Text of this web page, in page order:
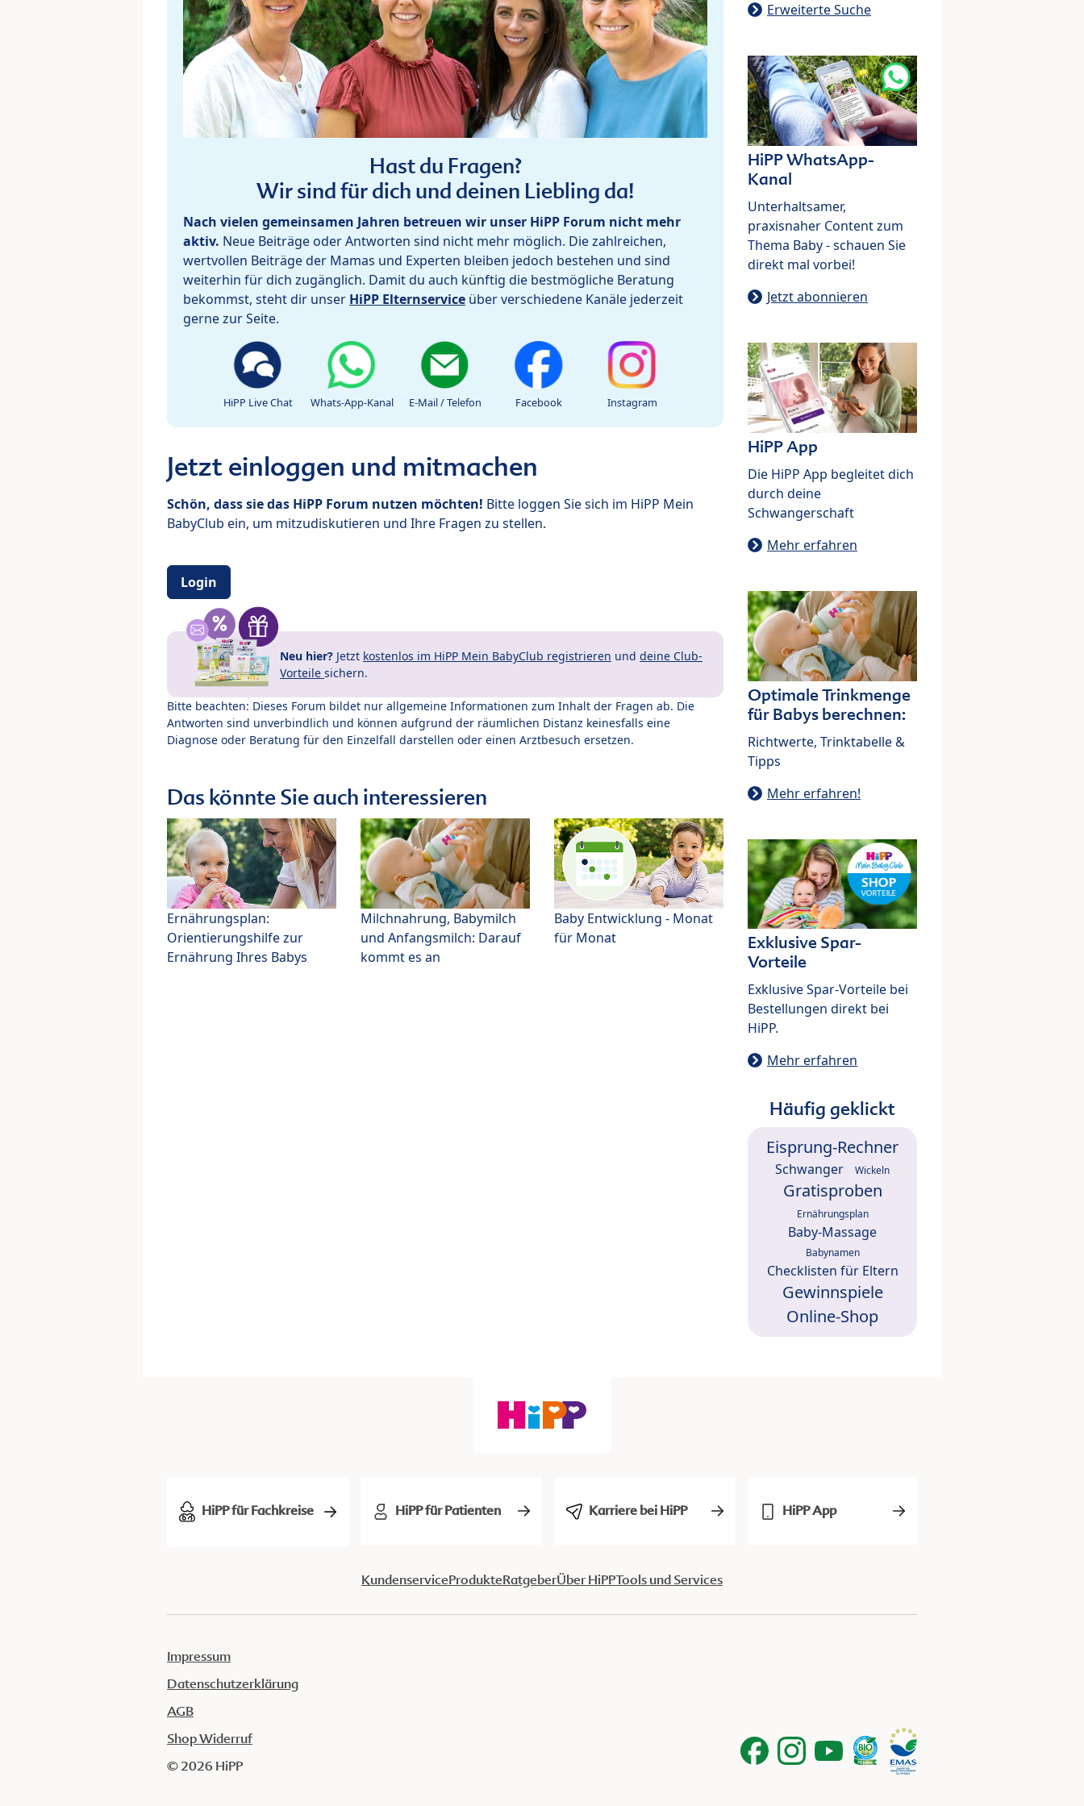
Hast du Fragen?
Wir sind für dich und deinen Liebling da!
Nach vielen gemeinsamen Jahren betreuen wir unser HiPP Forum nicht mehr
aktiv. Neue Beiträge oder Antworten sind nicht mehr möglich. Die zahlreichen,
wertvollen Beiträge der Mamas und Experten bleiben jedoch bestehen und sind
weiterhin für dich zugänglich. Damit du auch künftig die bestmögliche Beratung
bekommst, steht dir unser HiPP Elternservice über verschiedene Kanäle jederzeit
gerne zur Seite.
HiPP Live Chat Whats-App-Kanal E-Mail / Telefon Facebook Instagram
Jetzt einloggen und mitmachen
Schön, dass sie das HiPP Forum nutzen möchten! Bitte loggen Sie sich im HiPP Mein
BabyClub ein, um mitzudiskutieren und Ihre Fragen zu stellen.
Login
Neu hier? Jetzt kostenlos im HiPP Mein BabyClub registrieren und deine Club-
Vorteile sichern.
Bitte beachten: Dieses Forum bildet nur allgemeine Informationen zum Inhalt der Fragen ab. Die
Antworten sind unverbindlich und können aufgrund der räumlichen Distanz keinesfalls eine
Diagnose oder Beratung für den Einzelfall darstellen oder einen Arztbesuch ersetzen.
Das könnte Sie auch interessieren
Ernährungsplan:
Orientierungshilfe zur
Ernährung Ihres Babys
Milchnahrung, Babymilch
und Anfangsmilch: Darauf
kommt es an
Baby Entwicklung - Monat
für Monat
Erweiterte Suche
HiPP WhatsApp-
Kanal
Unterhaltsamer,
praxisnaher Content zum
Thema Baby - schauen Sie
direkt mal vorbei!
Jetzt abonnieren
HiPP App
Die HiPP App begleitet dich
durch deine
Schwangerschaft
Mehr erfahren
Optimale Trinkmenge
für Babys berechnen:
Richtwerte, Trinktabelle &
Tipps
Mehr erfahren!
Exklusive Spar-
Vorteile
Exklusive Spar-Vorteile bei
Bestellungen direkt bei
HiPP.
Mehr erfahren
Häufig geklickt
Eisprung-Rechner
Schwanger Wickeln
Gratisproben
Ernährungsplan
Baby-Massage
Babynamen
Checklisten für Eltern
Gewinnspiele
Online-Shop
HiPP für Fachkreise HiPP für Patienten Karriere bei HiPP HiPP App
KundenserviceProdukteRatgeberÜber HiPPTools und Services
Impressum
Datenschutzerklärung
AGB
Shop Widerruf
© 2026 HiPP